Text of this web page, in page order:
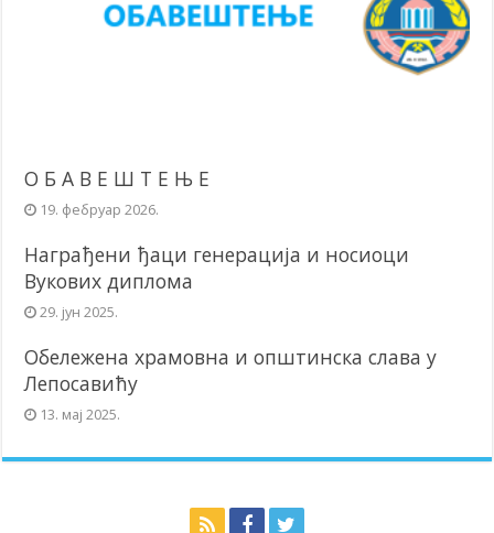
О Б А В Е Ш Т Е Њ Е
19. фебруар 2026.
Награђени ђаци генерација и носиоци
Вукових диплома
29. јун 2025.
Обележена храмовна и општинска слава у
Лепосавићу
13. мај 2025.